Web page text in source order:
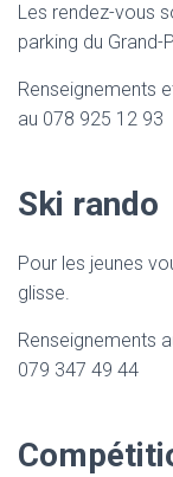
Les rendez-vous
parking du Grand-
Renseignements
au 078 925 12 93
Ski rando
Pour les jeunes
glisse.
Renseignements
079 347 49 44